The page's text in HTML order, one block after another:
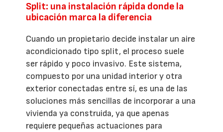
Split: una instalación rápida donde la
ubicación marca la diferencia
Cuando un propietario decide instalar un aire
acondicionado tipo split, el proceso suele
ser rápido y poco invasivo. Este sistema,
compuesto por una unidad interior y otra
exterior conectadas entre sí, es una de las
soluciones más sencillas de incorporar a una
vivienda ya construida, ya que apenas
requiere pequeñas actuaciones para